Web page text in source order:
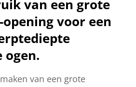
van een grote
voor een
ogen.
van een grote